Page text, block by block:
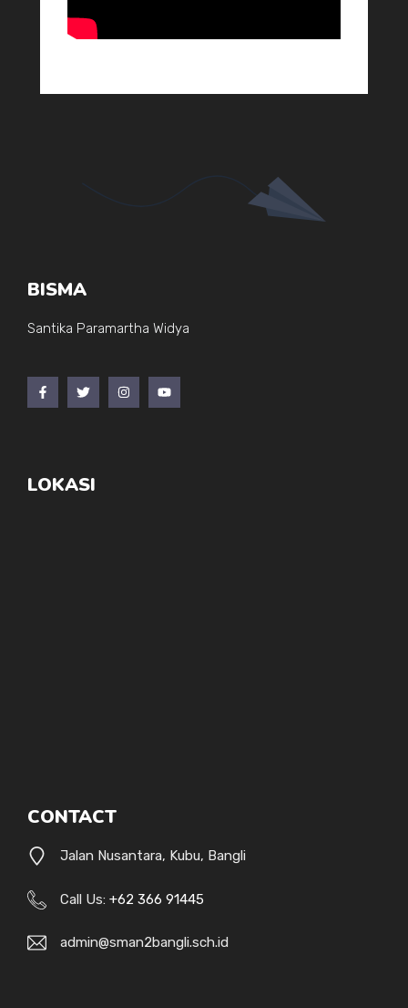
BISMA
Santika Paramartha Widya
LOKASI
CONTACT
Jalan Nusantara, Kubu, Bangli
Call Us: +62 366 91445
admin@sman2bangli.sch.id